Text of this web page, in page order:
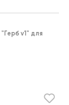
"Герб v1" для